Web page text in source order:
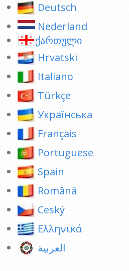
Deutsch
Nederland
ქართული
Hrvatski
Italiano
Türkçe
Українська
Français
Portuguese
Spain
Română
Ceský
Ελληνικά
العربية